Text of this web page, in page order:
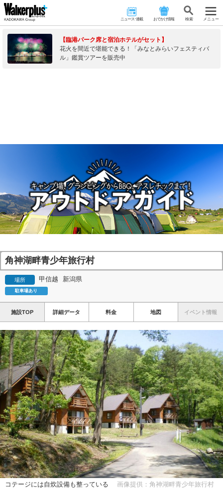
ニュース･連載 おでかけ情報 検 索 メニュー
【臨港パーク席と宿泊ホテルがセット】
花火を間近で堪能できる！「みなとみらいフェスティバ
ル」鑑賞ツアーを販売中
角神湖畔青少年旅行村
場所 甲信越 新潟県
駐車場あり
施設TOP 詳細データ 料金 地図 イベント情報
コテージには自炊設備も整っている 画像提供：角神湖畔青少年旅行村